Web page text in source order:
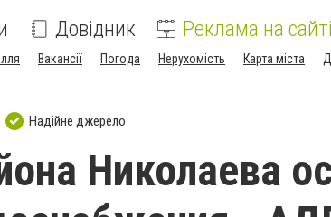
Довідник Реклама на сайті
Вакансії Погода Нерухомість Карта міста
Надійне джерело
Николаева